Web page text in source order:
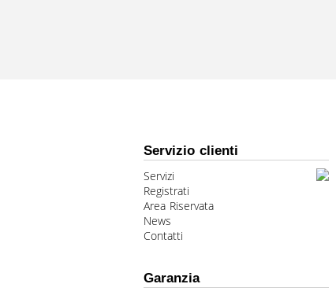
Servizio clienti
Servizi
Registrati
Area Riservata
News
Contatti
Garanzia